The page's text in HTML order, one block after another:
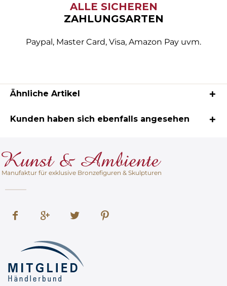
ALLE SICHEREN
ZAHLUNGSARTEN
Paypal, Master Card, Visa, Amazon Pay uvm.
Ähnliche Artikel
Kunden haben sich ebenfalls angesehen
Manufaktur für exklusive Bronzefiguren & Skulpturen